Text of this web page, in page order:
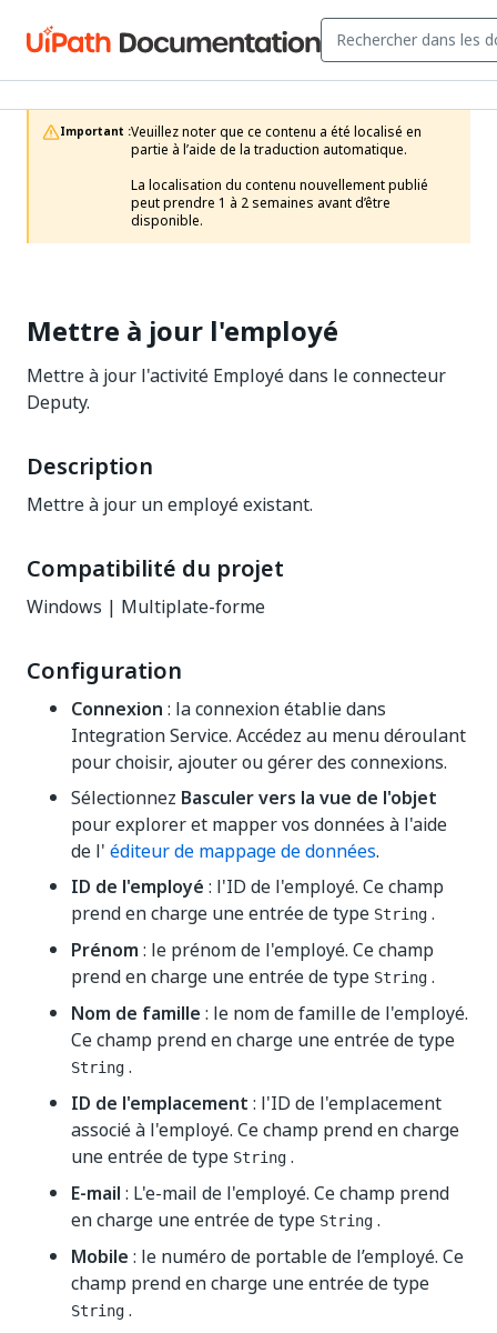
Important :Veuillez noter que ce contenu a été localisé en
partie à l’aide de la traduction automatique.
La localisation du contenu nouvellement publié
peut prendre 1 à 2 semaines avant d’être
disponible.
Mettre à jour l'employé
Mettre à jour l'activité Employé dans le connecteur
Deputy.
Description
Mettre à jour un employé existant.
Compatibilité du projet
Windows | Multiplate-forme
Configuration
Connexion : la connexion établie dans
Integration Service. Accédez au menu déroulant
pour choisir, ajouter ou gérer des connexions.
Sélectionnez Basculer vers la vue de l'objet
pour explorer et mapper vos données à l'aide
de l' éditeur de mappage de données.
ID de l'employé : l'ID de l'employé. Ce champ
prend en charge une entrée de type String .
Prénom : le prénom de l'employé. Ce champ
prend en charge une entrée de type String .
Nom de famille : le nom de famille de l'employé.
Ce champ prend en charge une entrée de type
String .
ID de l'emplacement : l'ID de l'emplacement
associé à l'employé. Ce champ prend en charge
une entrée de type String .
E-mail : L'e-mail de l'employé. Ce champ prend
en charge une entrée de type String .
Mobile : le numéro de portable de l’employé. Ce
champ prend en charge une entrée de type
String .